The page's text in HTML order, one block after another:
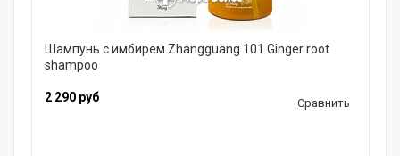
Шампунь с имбирем Zhangguang 101 Ginger root
shampoo
2 290 руб Сравнить